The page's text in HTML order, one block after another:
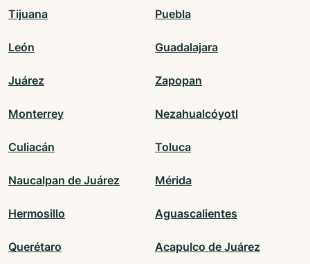
Tijuana Puebla
León Guadalajara
Juárez Zapopan
Monterrey Nezahualcóyotl
Culiacán Toluca
Naucalpan de Juárez Mérida
Hermosillo Aguascalientes
Querétaro Acapulco de Juárez